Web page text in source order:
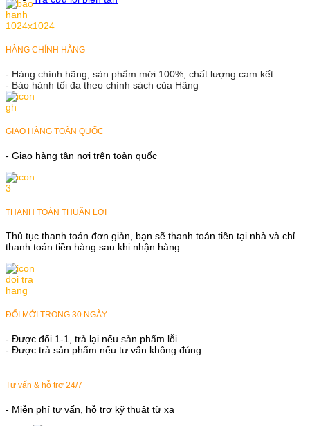
HÀNG CHÍNH HÃNG
- Hàng chính hãng, sản phẩm mới 100%, chất lượng cam kết
- Bảo hành tối đa theo chính sách của Hãng
GIAO HÀNG TOÀN QUỐC
- Giao hàng tận nơi trên toàn quốc
THANH TOÁN THUẬN LỢI
Thủ tục thanh toán đơn giản, bạn sẽ thanh toán tiền tại nhà và chỉ
thanh toán tiền hàng sau khi nhận hàng.
ĐỔI MỚI TRONG 30 NGÀY
- Được đổi 1-1, trả lại nếu sản phẩm lỗi
- Được trả sản phẩm nếu tư vấn không đúng
Tư vấn & hỗ trợ 24/7
- Miễn phí tư vấn, hỗ trợ kỹ thuật từ xa